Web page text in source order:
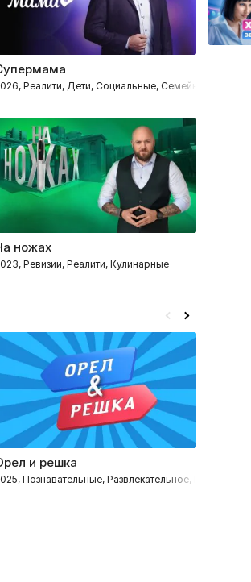
Реалити, Дети, Социальные, Семейные
ножах
Ревизии, Реалити, Кулинарные
и решка
Познавательные, Развлекательное, Путешествия